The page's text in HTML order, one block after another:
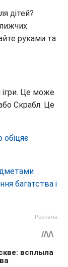
дітей?
руками та
ігри. Це може
Скрабл. Це
обіцяє
багатства і